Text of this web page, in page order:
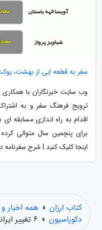
سفر به قطعه ایی از بهشت،
وب سایت خبرنگاران با
ترویج فرهنگ سفر و به
اقدام به راه اندازی مسابقه
برای پنچمین سال متوالی
اینجا کلیک کنید | شرح سفرنامه
کتاب ارزان » همه اخبار
دکوراسیون » 6 تغییر ایرانیان بعد از مهاجرت به ترکیه